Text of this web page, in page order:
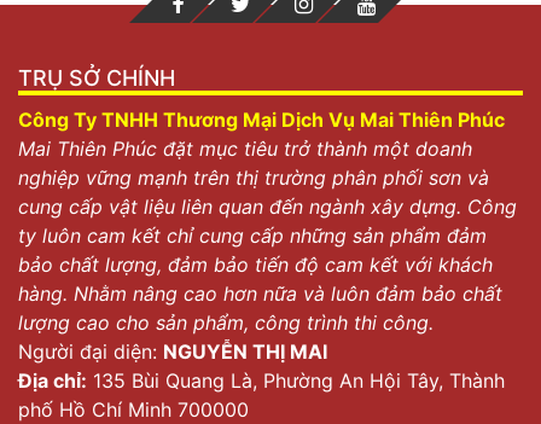
TRỤ SỞ CHÍNH
Công Ty TNHH Thương Mại Dịch Vụ Mai Thiên Phúc
Mai Thiên Phúc đặt mục tiêu trở thành một doanh
nghiệp vững mạnh trên thị trường phân phối sơn và
cung cấp vật liệu liên quan đến ngành xây dựng. Công
ty luôn cam kết chỉ cung cấp những sản phẩm đảm
bảo chất lượng, đảm bảo tiến độ cam kết với khách
hàng. Nhằm nâng cao hơn nữa và luôn đảm bảo chất
lượng cao cho sản phẩm, công trình thi công.
Người đại diện: NGUYỄN THỊ MAI
Địa chỉ: 135 Bùi Quang Là, Phường An Hội Tây, Thành
phố Hồ Chí Minh 700000